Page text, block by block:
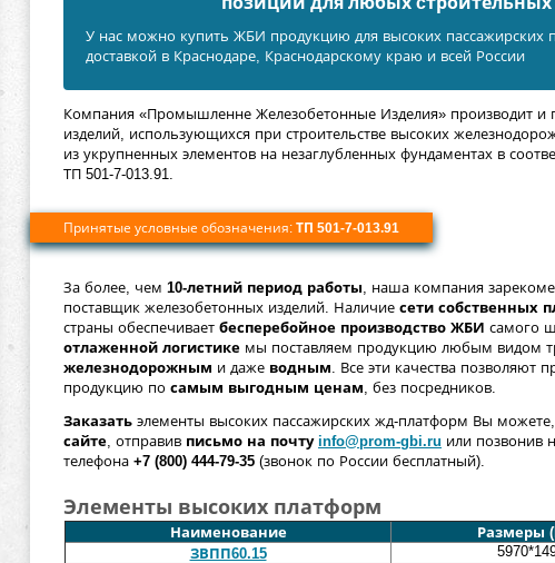
У нас можно купить ЖБИ продукцию для высоких пассажирских
доставкой в Краснодаре, Краснодарскому краю и всей России
Компания «Промышленне Железобетонные Изделия» производит и
изделий, использующихся при строительстве высоких
из укрупненных элементов на незаглубленных фундаментах в
ТП 501-7-013.91.
Принятые условные обозначения: ТП 501-7-013.91
За более, чем 10-летний период работы, наша компания
поставщик железобетонных изделий. Наличие сети собственных
страны обеспечивает бесперебойное производство ЖБИ самого
отлаженной логистике мы поставляем продукцию любым видом
железнодорожным и даже водным. Все эти качества позволяют
продукцию по самым выгодным ценам, без посредников.
Заказать элементы высоких пассажирских жд-платформ Вы
сайте, отправив письмо на почту info@prom-gbi.ru или позвонив
телефона +7 (800) 444-79-35 (звонок по России бесплатный).
Элементы высоких платформ
Наименование Размеры
ЗВПП60.15